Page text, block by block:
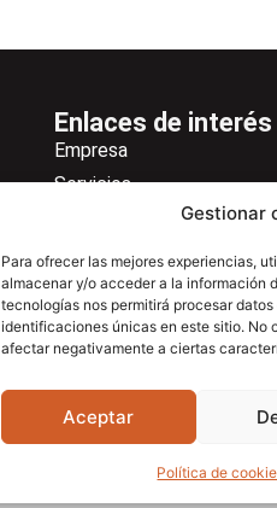
Gestionar
Para ofrecer las mejores experiencias,
almacenar y/o acceder a la información
tecnologías nos permitirá procesar
identificaciones únicas en este sitio. No
afectar negativamente a ciertas
Aceptar
Política de
Enlaces de interés
Empresa
Servicios
Newsletter
Descargas
Contacto
Centro de ayuda